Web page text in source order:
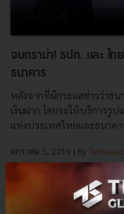
จบดราม่า! ธปท. และ ไ
ธนาคาร
หลังจากที่มีกระแสข่าวว่าธ
เงินฝาก โดยจะให้บริการรู
แห่งประเทศไทยและธนาค
มกราคม 3, 2019 | By
BOT banking